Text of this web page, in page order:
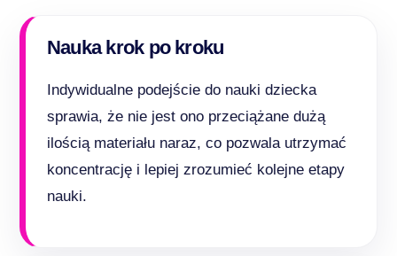
Nauka krok po kroku
Indywidualne podejście do nauki dziecka
sprawia, że nie jest ono przeciążane dużą
ilością materiału naraz, co pozwala utrzymać
koncentrację i lepiej zrozumieć kolejne etapy
nauki.